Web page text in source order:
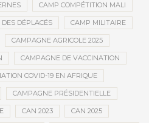
CAMP COMPÉTITION MALI
DÉPLACÉS CAMP MILITAIRE
CAMPAGNE AGRICOLE 2025
CAMPAGNE DE VACCINATION
COVID-19 EN AFRIQUE
CAMPAGNE PRÉSIDENTIELLE
CAN 2023 CAN 2025